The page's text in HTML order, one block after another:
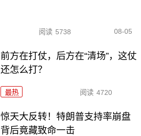
阅读 5738 08-05
前方在打仗，后方在“清场”，这仗
还怎么打？
最热 阅读 4720
惊天大反转！特朗普支持率崩盘
背后竟藏致命一击